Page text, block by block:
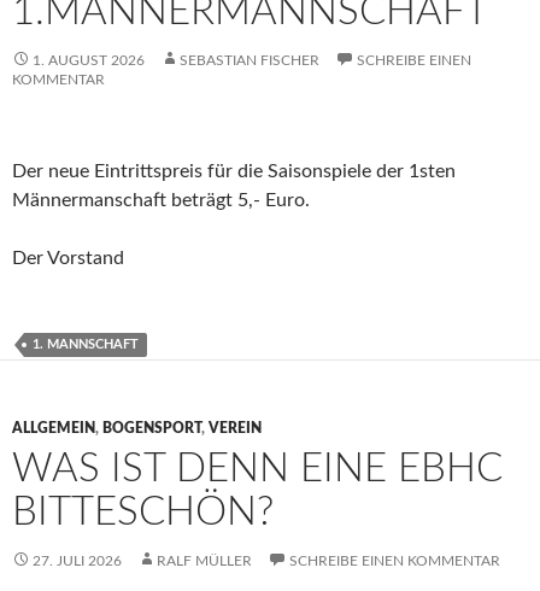
1.MÄNNERMANNSCHAFT
1. AUGUST 2026 SEBASTIAN FISCHER
SCHREIBE EINEN
KOMMENTAR
Der neue Eintrittspreis für die Saisonspiele der 1sten
Männermanschaft beträgt 5,- Euro.
Der Vorstand
1. MANNSCHAFT
ALLGEMEIN, BOGENSPORT, VEREIN
WAS IST DENN EINE EBHC
BITTESCHÖN?
27. JULI 2026 RALF MÜLLER SCHREIBE EINEN KOMMENTAR